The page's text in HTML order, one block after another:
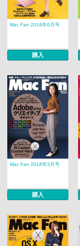
Mac Fan 2016年6月号
購入
Mac Fan 2016年3月号
購入